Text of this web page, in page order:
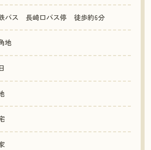
バス 長崎口バス停 徒歩約6分
地